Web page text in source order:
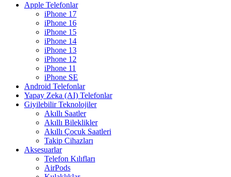
Apple Telefonlar
iPhone 17
iPhone 16
iPhone 15
iPhone 14
iPhone 13
iPhone 12
iPhone 11
iPhone SE
Android Telefonlar
Yapay Zeka (AI) Telefonlar
Giyilebilir Teknolojiler
Akıllı Saatler
Akıllı Bileklikler
Akıllı Çocuk Saatleri
Takip Cihazları
Aksesuarlar
Telefon Kılıfları
AirPods